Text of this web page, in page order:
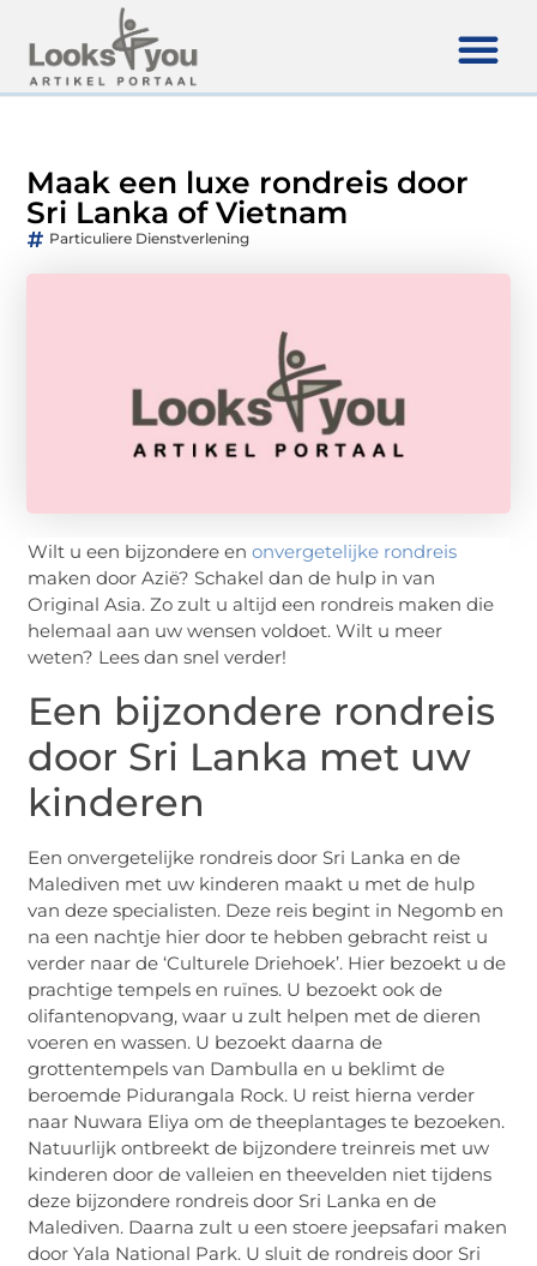
Maak een luxe rondreis door
Sri Lanka of Vietnam
Particuliere Dienstverlening
Wilt u een bijzondere enonvergetelijke rondreis
maken door Azië? Schakel dan de hulp in van
Original Asia. Zo zult u altijd een rondreis maken die
helemaal aan uw wensen voldoet. Wilt u meer
weten? Lees dan snel verder!
Een bijzondere rondreis
door Sri Lanka met uw
kinderen
Een onvergetelijke rondreis door Sri Lanka en de
Malediven met uw kinderen maakt u met de hulp
van deze specialisten. Deze reis begint in Negomb en
na een nachtje hier door te hebben gebracht reist u
verder naar de ‘Culturele Driehoek’. Hier bezoekt u de
prachtige tempels en ruïnes. U bezoekt ook de
olifantenopvang, waar u zult helpen met de dieren
voeren en wassen. U bezoekt daarna de
grottentempels van Dambulla en u beklimt de
beroemde Pidurangala Rock. U reist hierna verder
naar Nuwara Eliya om de theeplantages te bezoeken.
Natuurlijk ontbreekt de bijzondere treinreis met uw
kinderen door de valleien en theevelden niet tijdens
deze bijzondere rondreis door Sri Lanka en de
Malediven. Daarna zult u een stoere jeepsafari maken
door Yala National Park. U sluit de rondreis door Sri